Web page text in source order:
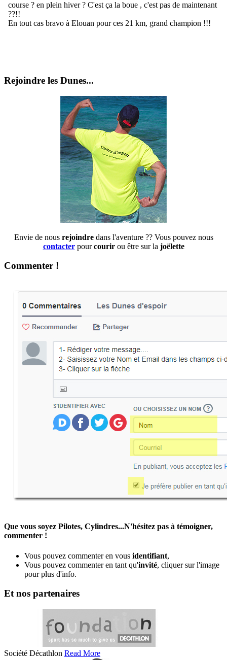
Rejoindre les Dunes...
Envie de nous rejoindre dans l'aventure ?? Vous pouvez nous
contacterpourcourir ou être sur la joëlette
Commenter !
Que vous soyez Pilotes, Cylindres...N'hésitez pas à témoigner,
commenter !
Vous pouvez commenter en vous identifiant,
Vous pouvez commenter en tant qu'invité, cliquer sur l'image
pour plus d'info.
Et nos partenaires
Société Décathlon Read More